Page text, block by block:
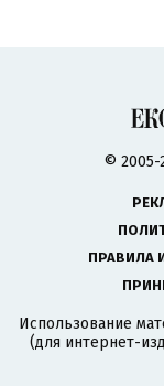
©
ПРАВИЛА
Использование
(для интернет-